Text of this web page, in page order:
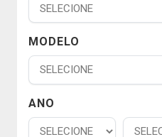
MODELO
ANO